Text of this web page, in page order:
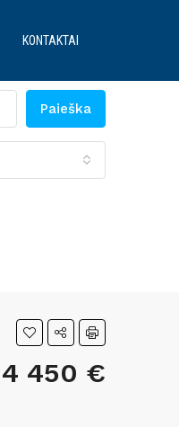
KONTAKTAI
Paieška
4 450 €